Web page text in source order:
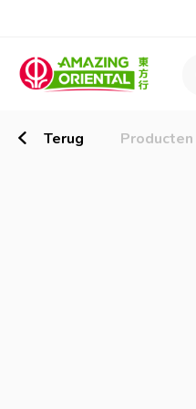
Terug Producten